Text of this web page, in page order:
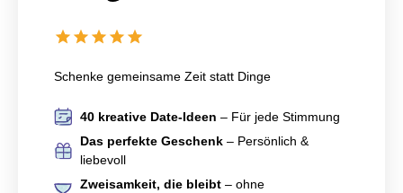
Schenke gemeinsame Zeit statt Dinge
40 kreative Date-Ideen – Für jede Stimmung
Das perfekte Geschenk – Persönlich &
liebevoll
Zweisamkeit, die bleibt – ohne